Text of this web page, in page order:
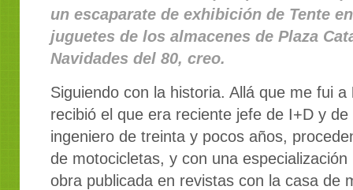
un escaparate de exhibición de Tente
juguetes de los almacenes de Plaza
Navidades del 80, creo.
Siguiendo con la historia. Allá que me fui a
recibió el que era reciente jefe de I+D y
ingeniero de treinta y pocos años,
de motocicletas, y con una
obra publicada en revistas con la casa de